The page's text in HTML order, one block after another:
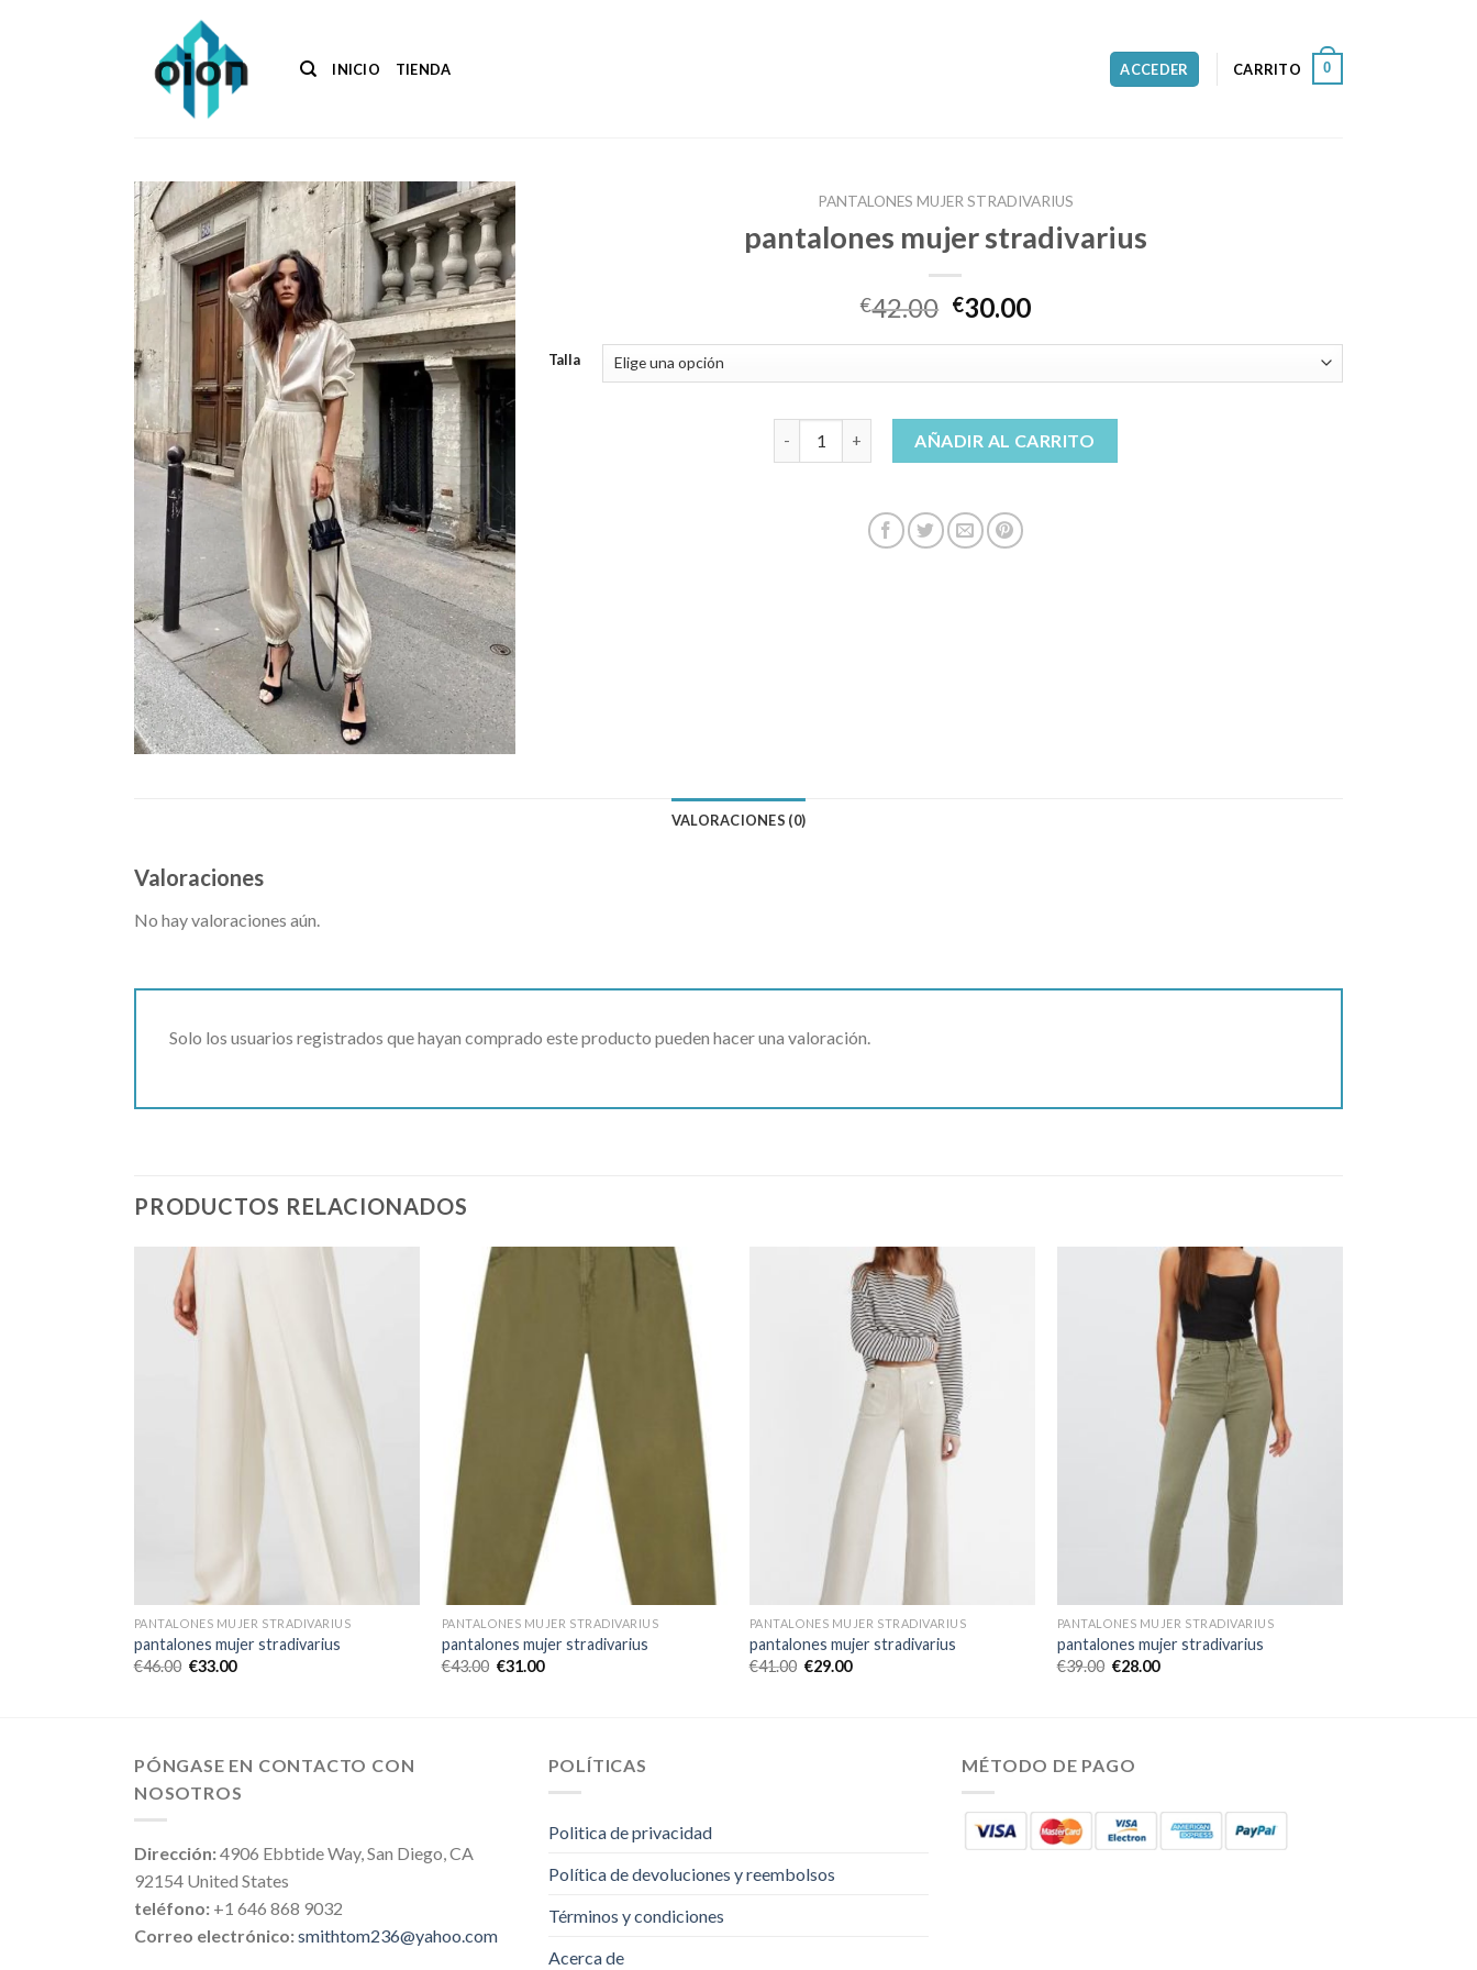
INICIO TIENDA ACCEDER CARRITO 0
PANTALONES MUJER STRADIVARIUS
pantalones mujer stradivarius
€42.00 €30.00
Talla
pantalones mujer stradivarius cantidad
AÑADIR AL CARRITO
VALORACIONES (0)
Valoraciones
No hay valoraciones aún.
Solo los usuarios registrados que hayan comprado este producto pueden hacer una valoración.
PRODUCTOS RELACIONADOS
PANTALONES MUJER STRADIVARIUS
pantalones mujer stradivarius
€46.00 €33.00
PANTALONES MUJER STRADIVARIUS
pantalones mujer stradivarius
€43.00 €31.00
PANTALONES MUJER STRADIVARIUS
pantalones mujer stradivarius
€41.00 €29.00
PANTALONES MUJER STRADIVARIUS
pantalones mujer stradivarius
€39.00 €28.00
PÓNGASE EN CONTACTO CON
NOSOTROS
Dirección:4906 Ebbtide Way, San Diego, CA
92154 United States
teléfono: +1 646 868 9032
Correo electrónico:smithtom236@yahoo.com
POLÍTICAS
Politica de privacidad
Política de devoluciones y reembolsos
Términos y condiciones
Acerca de
MÉTODO DE PAGO